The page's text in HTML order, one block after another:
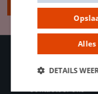
Inschrijven
OVER DE BANIER
Contacteer ons
DETAILS